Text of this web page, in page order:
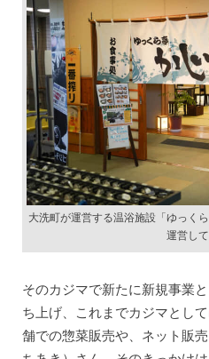
大洗町が運営する温浴施設「ゆっく
運営し
そのカジマで新たに新規事業
ち上げ、これまでカジマとし
舗での惣菜販売や、ネット販